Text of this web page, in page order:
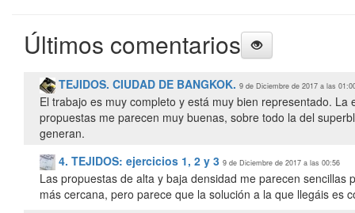
Últimos comentarios
TEJIDOS. CIUDAD DE BANGKOK. 9 de Diciembre de 2017 a las
El trabajo es muy completo y está muy bien representado.
propuestas me parecen muy buenas, sobre todo la del
generan.
4. TEJIDOS: ejercicios 1, 2 y 3 9 de Diciembre de 2017 a las 00:56
Las propuestas de alta y baja densidad me parecen
más cercana, pero parece que la solución a la que llegáis es